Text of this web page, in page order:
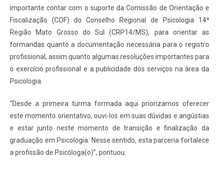
importante contar com o suporte da Comissão de Orientação e
Fiscalização (COF) do Conselho Regional de Psicologia 14ª
Região Mato Grosso do Sul (CRP14/MS), para orientar as
formandas quanto a documentação necessária para o registro
profissional, assim quanto algumas resoluções importantes para
o exercício profissional e a publicidade dos serviços na área da
Psicologia.
“Desde a primeira turma formada aqui priorizamos oferecer
este momento orientativo, ouvi-los em suas dúvidas e angústias
e estar junto neste momento de transição e finalização da
graduação em Psicologia. Nesse sentido, esta parceria fortalece
a profissão de Psicóloga(o)”, pontuou.